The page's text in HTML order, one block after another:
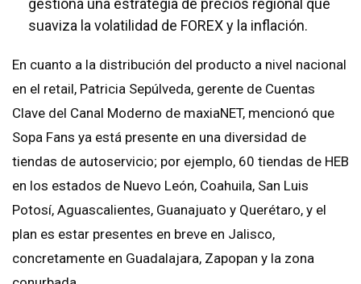
suaviza la volatilidad de FOREX y la inflación.
En cuanto a la distribución del producto a nivel nacional
en el retail, Patricia Sepúlveda, gerente de Cuentas
Clave del Canal Moderno de maxiaNET, mencionó que
Sopa Fans ya está presente en una diversidad de
tiendas de autoservicio; por ejemplo, 60 tiendas de HEB
en los estados de Nuevo León, Coahuila, San Luis
Potosí, Aguascalientes, Guanajuato y Querétaro, y el
plan es estar presentes en breve en Jalisco,
concretamente en Guadalajara, Zapopan y la zona